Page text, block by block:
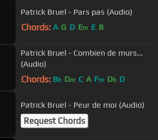
Patrick Bruel - Pars pas (Audio)
Chords: A G D Em E B
Patrick Bruel - Combien de murs...
(Audio)
Chords: Bb Dm C A Fm Db D
Patrick Bruel - Peur de moi (Audio)
Request Chords